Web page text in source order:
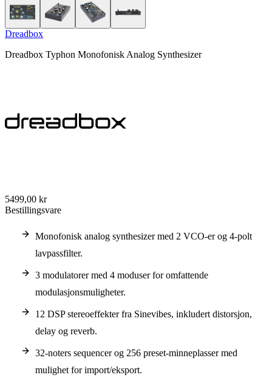
Dreadbox
Dreadbox Typhon Monofonisk Analog Synthesizer
5499,00 kr
Bestillingsvare
Monofonisk analog synthesizer med 2 VCO-er og 4-polt
lavpassfilter.
3 modulatorer med 4 moduser for omfattende
modulasjonsmuligheter.
12 DSP stereoeffekter fra Sinevibes, inkludert distorsjon,
delay og reverb.
32-noters sequencer og 256 preset-minneplasser med
mulighet for import/eksport.